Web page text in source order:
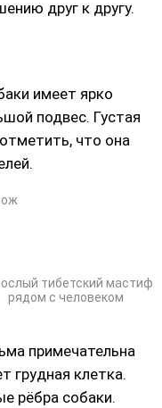
друг к другу.
имеет ярко
подвес. Густая
что она
тибетский мастиф
рядом с человеком
примечательна
грудная клетка.
рёбра собаки.